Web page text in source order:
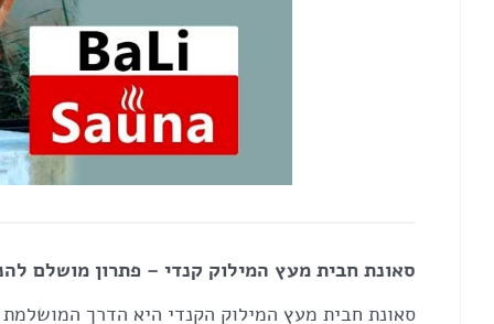
סאונת חבית מעץ המילוק קנדי – פתרון מושלם
סאונת חבית מעץ המילוק הקנדי היא הדרך המושלמת